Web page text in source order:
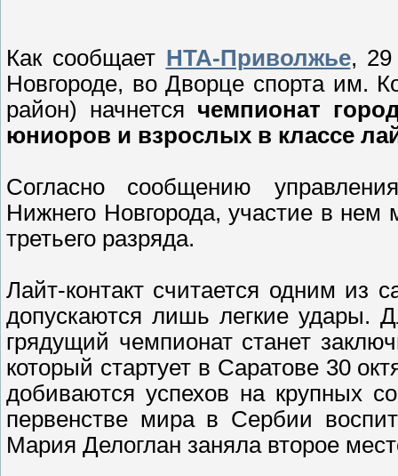
Как сообщает НТА-Приволжье, 29
Новгороде, во Дворце спорта им.
район) начнется чемпионат
юниоров и взрослых в классе
Согласно сообщению
Нижнего Новгорода, участие в
третьего разряда.
Лайт-контакт считается одним из
допускаются лишь легкие удары.
грядущий чемпионат станет
который стартует в Саратове 30
добиваются успехов на крупных
первенстве мира в Сербии
Мария Делоглан заняла второе